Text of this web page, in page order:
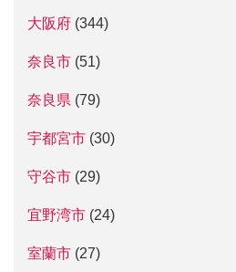
大阪府 (344)
奈良市 (51)
奈良県 (79)
宇都宮市 (30)
守谷市 (29)
宜野湾市 (24)
室蘭市 (27)